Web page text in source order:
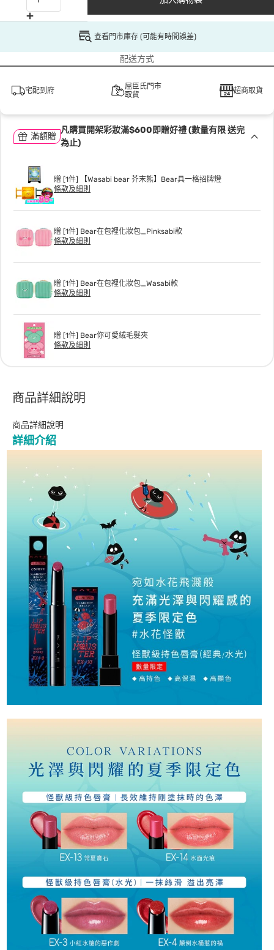
查看門市庫存 (可能有時間誤差)
配送方式
宅配到府
屈臣氏門市
取貨
超商取貨
滿額贈
凡購買開架彩妝滿$600即贈好禮 (數量有限 送完
為止)
贈 [1件] 【Wasabi bear 芥末熊】Bear具一格招牌燈
條款及細則
贈 [1件] Bear在包裡化妝包_Pinksabi款
條款及細則
贈 [1件] Bear在包裡化妝包_Wasabi款
條款及細則
贈 [1件] Bear你可愛絨毛髮夾
條款及細則
商品詳細說明
商品詳細說明
詳細介紹